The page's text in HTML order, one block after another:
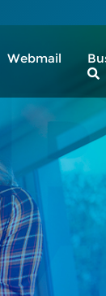
Webmail